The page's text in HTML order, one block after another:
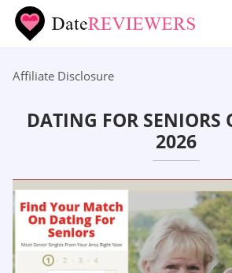
Affiliate Disclosure
DATING FOR SENIORS
2026